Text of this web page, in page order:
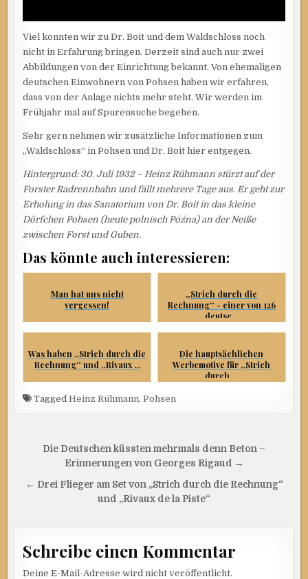
Viel konnten wir zu Dr. Boit und dem Waldschloss noch
nicht in Erfahrung bringen. Derzeit sind auch nur zwei
Abbildungen von der Einrichtung bekannt. Von ehemaligen
deutschen Einwohnern von Pohsen haben wir erfahren,
dass von der Anlage nichts mehr steht. Wir werden im
Frühjahr mal auf Spurensuche begehen.
Sehr gern nehmen wir zusätzliche Informationen zum
„Waldschloss“ in Pohsen und Dr. Boit hier entgegen.
Hintergrund: 30. Juli 1932 – Heinz Rühmann stürzt auf der
Forster Radrennbahn und fällt mehrere Tage aus. Er geht zur
Erholung in das Sanatorium von Dr. Boit in das kleine
Dörfchen Pohsen (heute polnisch Późna) an der Neiße
zwischen Forst und Guben.
Das könnte auch interessieren:
Man hat uns nicht
vergessen!
„Strich durch die
Rechnung“ - einer von 126
deutsc...
Was haben „Strich durch die
Rechnung“ und „Rivaux ...
Die hauptsächlichen
Werbemotive für „Strich
durch ...
TaggedHeinz Rühmann,Pohsen
Beitragsnavigation
Die Deutschen küssten mehrmals denn Beton –
Erinnerungen von Georges Rigaud →
← Drei Flieger am Set von „Strich durch die Rechnung“
und „Rivaux de la Piste“
Schreibe einen Kommentar
Deine E-Mail-Adresse wird nicht veröffentlicht.